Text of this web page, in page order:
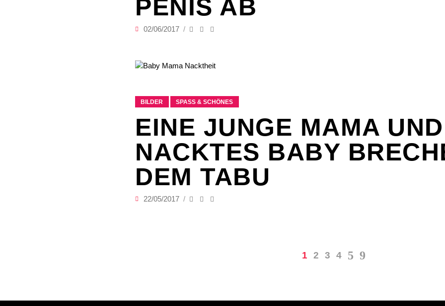
ENIS AB
02/06/2017
BILDER SPASS & SCHÖNES
EINE JUNGE MAMA
NACKTES BABY
DEM TABU
22/05/2017
1 2 3 4